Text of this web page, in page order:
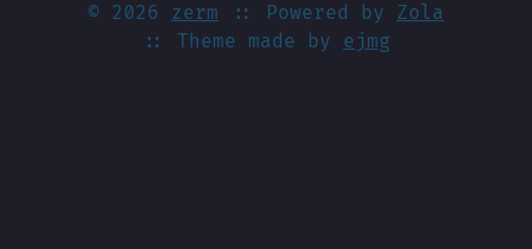
© 2026 zerm :: Powered by Zola
:: Theme made by ejmg